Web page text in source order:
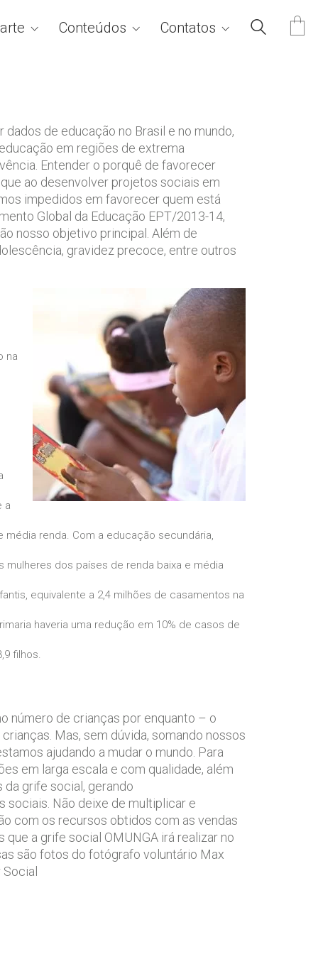
Conteúdos Contatos
de educação no Brasil e no mundo,
em regiões de extrema
Entender o porquê de favorecer
ao desenvolver projetos sociais em
impedidos em favorecer quem está
Global da Educação EPT/2013-14,
nosso objetivo principal. Além de
gravidez precoce, entre outros
na
a
renda. Com a educação secundária,
dos países de renda baixa e média
equivalente a 2,4 milhões de casamentos na
haveria uma redução em 10% de casos de
filhos.
número de crianças por enquanto – o
Mas, sem dúvida, somando nossos
ajudando a mudar o mundo. Para
em larga escala e com qualidade, além
grife social, gerando
sociais. Não deixe de multiplicar e
com os recursos obtidos com as vendas
a grife social OMUNGA irá realizar no
são fotos do fotógrafo voluntário Max
Social